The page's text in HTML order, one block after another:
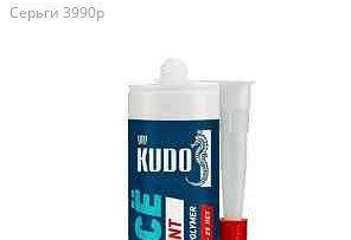
Серьги 3990р